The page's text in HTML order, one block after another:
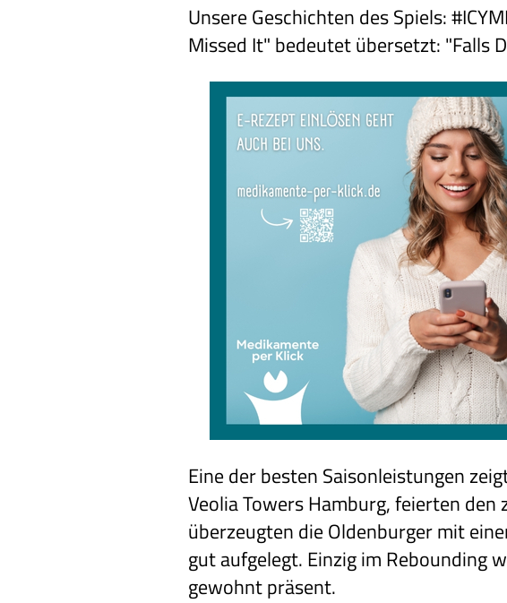
Unsere Geschichten des Spiels:
Missed It" bedeutet übersetzt: "Falls
Eine der besten Saisonleistungen
Veolia Towers Hamburg, feierten
überzeugten die Oldenburger mit
gut aufgelegt. Einzig im Rebounding
gewohnt präsent.